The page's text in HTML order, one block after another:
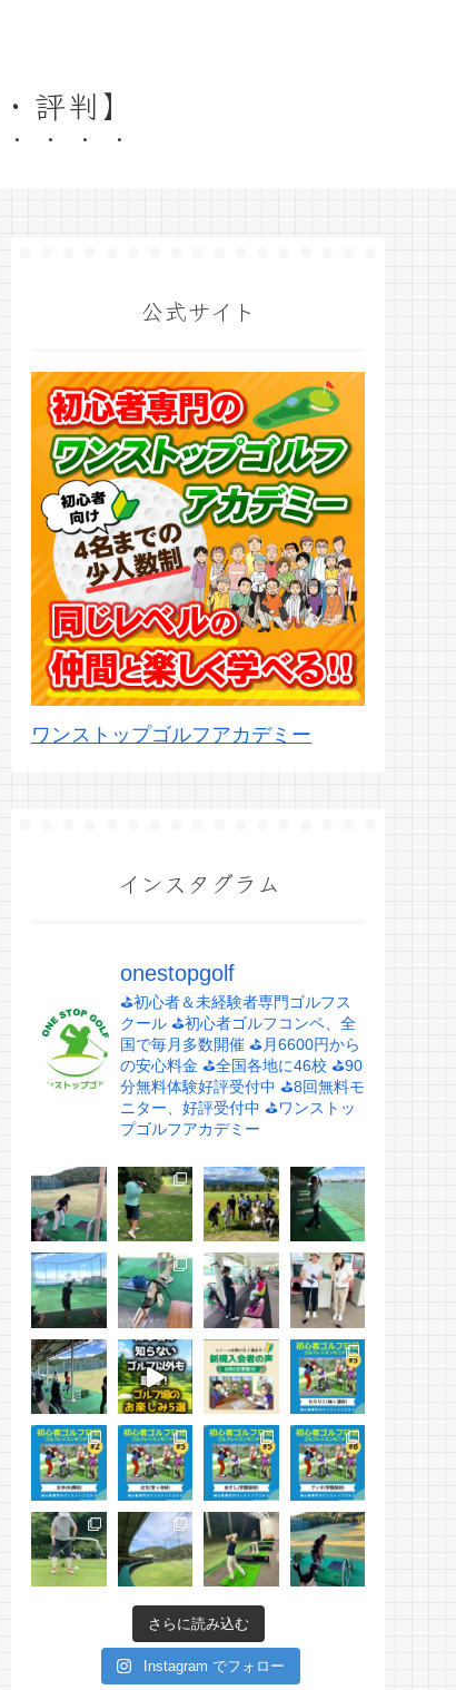
評判】
公式サイト
ワンストップゴルフアカデミー
インスタグラム
onestopgolf
⛳️初心者＆未経験者専門ゴルフス
クール ⛳️初心者ゴルフコンペ、全
国で毎月多数開催 ⛳️月6600円から
の安心料金 ⛳️全国各地に46校 ⛳️90
分無料体験好評受付中 ⛳️8回無料モ
ニター、好評受付中 ⛳️ワンストッ
プゴルフアカデミー
さらに読み込む
Instagram でフォロー